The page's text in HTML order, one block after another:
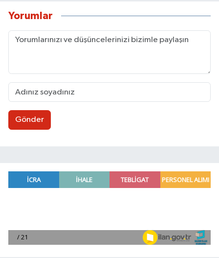
Yorumlar
Gönder